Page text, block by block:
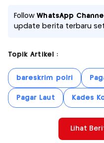
FollowWhatsApp
update berita terbaru
Topik Artikel :
bareskrim polri
Pagar Laut Kades
Lihat